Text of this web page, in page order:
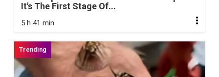
It's The First Stage Of...
5 h 41 min